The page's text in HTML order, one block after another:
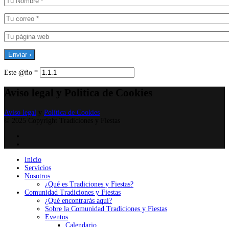
Este @ño *
Aviso legal
Política de Cookies
Inicio
Servicios
Nosotros
¿Qué es Tradiciones y Fiestas?
Comunidad Tradiciones y Fiestas
¿Qué encontrarás aquí?
Sobre la Comunidad Tradiciones y Fiestas
Eventos
Calendario